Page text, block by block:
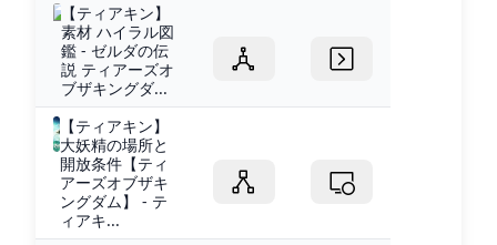
【ティアキン】
素材 ハイラル図
鑑 - ゼルダの伝
説 ティアーズオ
ブザキングダ...
【ティアキン】
大妖精の場所と
開放条件【ティ
アーズオブザキ
ングダム】 - テ
ィアキ...